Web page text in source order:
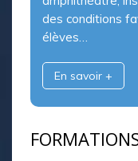
des conditions
élèves…
En savoir +